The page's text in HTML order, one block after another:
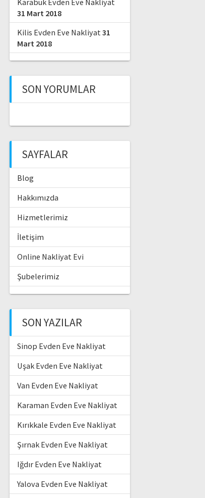
Karabük Evden Eve Nakliyat
31 Mart 2018
Kilis Evden Eve Nakliyat31
Mart 2018
SON YORUMLAR
SAYFALAR
Blog
Hakkımızda
Hizmetlerimiz
İletişim
Online Nakliyat Evi
Şubelerimiz
SON YAZILAR
Sinop Evden Eve Nakliyat
Uşak Evden Eve Nakliyat
Van Evden Eve Nakliyat
Karaman Evden Eve Nakliyat
Kırıkkale Evden Eve Nakliyat
Şırnak Evden Eve Nakliyat
Iğdır Evden Eve Nakliyat
Yalova Evden Eve Nakliyat